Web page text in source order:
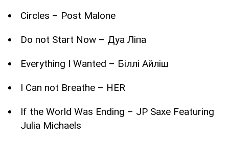
Circles – Post Malone
Do not Start Now – Дуа Ліпа
Everything I Wanted – Біллі Айліш
I Can not Breathe – HER
If the World Was Ending – JP Saxe Featuring
Julia Michaels